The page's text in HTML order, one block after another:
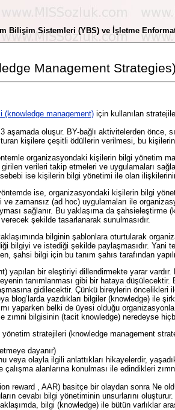
Bilişim Sistemleri (YBS) ve İşletme
Management Strategies)
(knowledge management) için kullanılan
oluşur. BY-bağlı aktivitelerden önce,
kişilere çeşitli ödüllerin verilmesi, bu
organizasyondaki kişilerin bilgi yönetim
verileri takip etmeleri ve uygulamaları
ise kişilerin bilgi yönetimi ile olan
ise, organizasyondaki kişilerin bilgi
zamansız (ad hoc) uygulamaları ile
sağlanır. Bu yaklaşıma da
şekilde tasarlanarak sunulmasıdır.
bilginin şablonlara oturtularak
bilgiyi ve istediği şekilde paylaşmasıdır. Yani
şahsi bilgi için bu tanım şahıs tarafından
yapılan bir eleştiriyi dillendirmekte yarar
tanımlanması gibi bir hataya düşülecektir.
gidilecektir. Çünkü bireylerin öncelikleri
yazdıkları bilgiler (knowledge) ile
yaparken belki de üyesi olduğu
zımni bilgisinin (tacit knowledge) neredeyse
stratejileri (knowledge management
dayanır)
veya olayla ilgili anlattıkları hikayelerdir,
alanlarına konulması ile edindikleri
, AAR) basitçe bir olaydan sonra Ne oldu,
cevabı bilgi yönetiminin unsurlarını oluşturur.
bilgi (knowledge) ile bütün varlıklar